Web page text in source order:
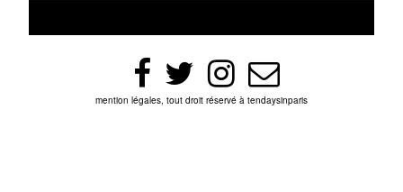
mention légales, tout droit réservé à tendaysinparis